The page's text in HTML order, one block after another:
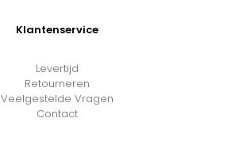
Klantenservice
Levertijd
Retourneren
Veelgestelde Vragen
Contact